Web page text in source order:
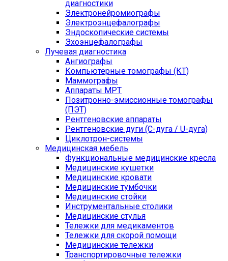
диагностики
Электронейромиографы
Электроэнцефалографы
Эндоскопические системы
Эхоэнцефалографы
Лучевая диагностика
Ангиографы
Компьютерные томографы (КТ)
Маммографы
Аппараты МРТ
Позитронно-эмиссионные томографы
(ПЭТ)
Рентгеновские аппараты
Рентгеновские дуги (С-дуга / U-дуга)
Циклотрон-системы
Медицинская мебель
Функциональные медицинские кресла
Медицинские кушетки
Медицинские кровати
Медицинские тумбочки
Медицинские стойки
Инструментальные столики
Медицинские стулья
Тележки для медикаментов
Тележки для скорой помощи
Медицинские тележки
Транспортировочные тележки